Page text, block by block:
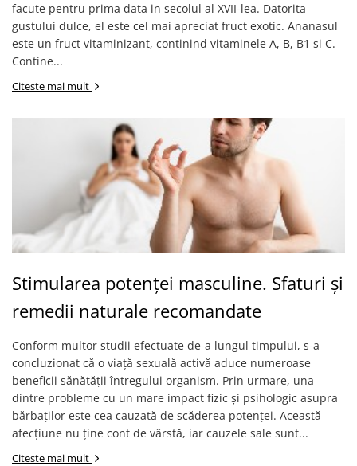
facute pentru prima data in secolul al XVII-lea. Datorita
gustului dulce, el este cel mai apreciat fruct exotic. Ananasul
este un fruct vitaminizant, continind vitaminele A, B, B1 si C.
Contine...
Citeste mai mult
Stimularea potenței masculine. Sfaturi și
remedii naturale recomandate
Conform multor studii efectuate de-a lungul timpului, s-a
concluzionat că o viață sexuală activă aduce numeroase
beneficii sănătății întregului organism. Prin urmare, una
dintre probleme cu un mare impact fizic și psihologic asupra
bărbaților este cea cauzată de scăderea potenței. Această
afecțiune nu ține cont de vârstă, iar cauzele sale sunt...
Citeste mai mult